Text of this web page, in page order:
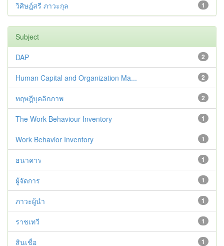
1
วิศิษฎ์สรี ภาวะกุล
Subject
2
DAP
2
Human Capital and Organization Ma...
2
ทฤษฎีบุคลิกภาพ
1
The Work Behaviour Inventory
1
Work Behavior Inventory
1
ธนาคาร
1
ผู้จัดการ
1
ภาวะผู้นำ
1
ราชเทวี
1
สินเชื่อ